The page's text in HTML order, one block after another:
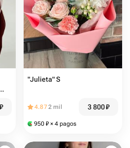
₽
"Julieta" S
4.872 mil 3 800₽
950 ₽ × 4 pagos